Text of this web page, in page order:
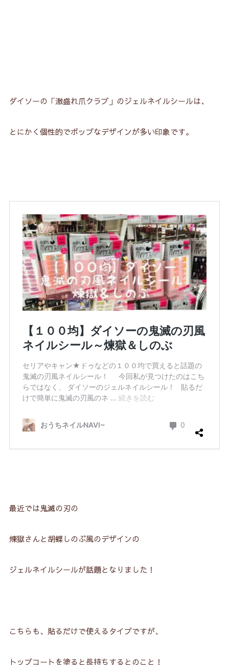
ダイソーの「激盛れ爪クラブ」のジェルネイルシールは、
とにかく個性的でポップなデザインが多い印象です。
最近では鬼滅の刃の
煉獄さんと胡蝶しのぶ風のデザインの
ジェルネイルシールが話題となりました！
こちらも、貼るだけで使えるタイプですが、
トップコートを塗ると長持ちするとのこと！